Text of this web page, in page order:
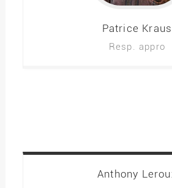
Patrice Kraus
Resp. appro
Anthony